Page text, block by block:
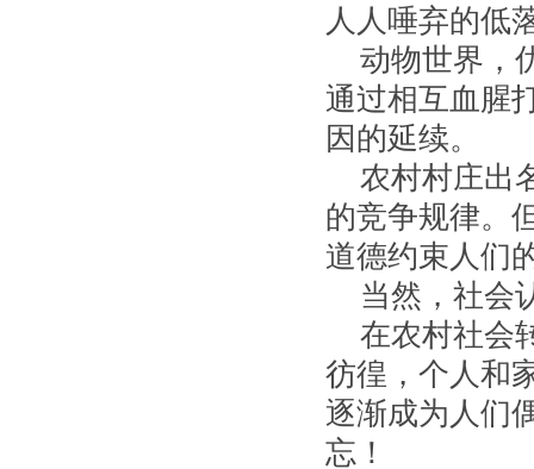
人人唾弃的低
动物世界，
通过相互血腥
因的延续。
农村村庄出
的竞争规律。
道德约束人们
当然，社会
在农村社会
彷徨，个人和
逐渐成为人们
忘！